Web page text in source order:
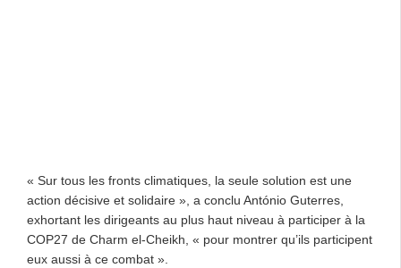
« Sur tous les fronts climatiques, la seule solution est une
action décisive et solidaire », a conclu António Guterres,
exhortant les dirigeants au plus haut niveau à participer à la
COP27 de Charm el-Cheikh, « pour montrer qu’ils participent
eux aussi à ce combat ».